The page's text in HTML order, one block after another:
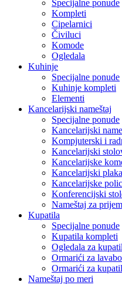
Specijalne ponude
Kompleti
Cipelarnici
Čiviluci
Komode
Ogledala
Kuhinje
Specijalne ponude
Kuhinje kompleti
Elementi
Kancelarijski nameštaj
Specijalne ponude
Kancelarijski
Kompjuterski i
Kancelarijski
Kancelarijske
Kancelarijski
Kancelarijske
Konferencijski
Nameštaj za
Kupatila
Specijalne ponude
Kupatila kompleti
Ogledala za
Ormarići za lavabo
Ormarići za
Nameštaj po meri